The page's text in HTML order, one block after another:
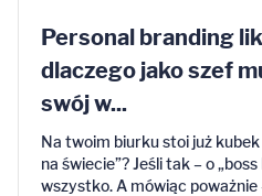
Personal branding
dlaczego jako szef
swój w...
Na twoim biurku stoi już
na świecie”? Jeśli tak – o
wszystko. A mówiąc poważnie